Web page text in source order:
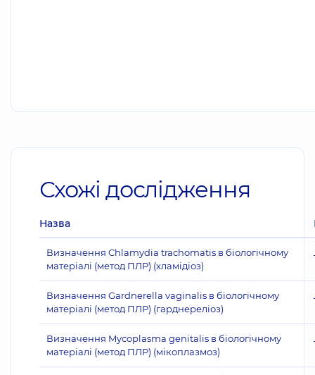
Схожі дослідження
Назва
Визначення Chlamydia trachomatis в біологічному
матеріалі (метод ПЛР) (хламідіоз)
Визначення Gardnerella vaginalis в біологічному
матеріалі (метод ПЛР) (гарднереліоз)
Визначення Mycoplasma genitalis в біологічному
матеріалі (метод ПЛР) (мікоплазмоз)